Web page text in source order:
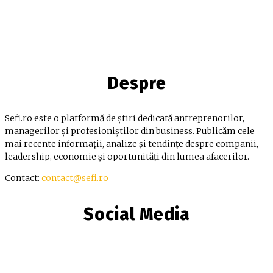
Despre
Sefi.ro este o platformă de știri dedicată antreprenorilor,
managerilor și profesioniștilor din business. Publicăm cele
mai recente informații, analize și tendințe despre companii,
leadership, economie și oportunități din lumea afacerilor.
Contact: contact@sefi.ro
Social Media